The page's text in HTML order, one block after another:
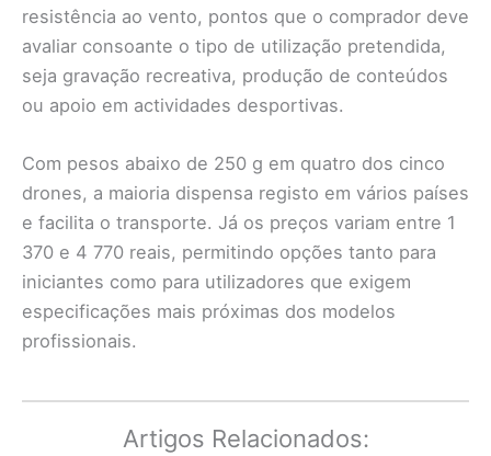
resistência ao vento, pontos que o comprador deve
avaliar consoante o tipo de utilização pretendida,
seja gravação recreativa, produção de conteúdos
ou apoio em actividades desportivas.
Com pesos abaixo de 250 g em quatro dos cinco
drones, a maioria dispensa registo em vários países
e facilita o transporte. Já os preços variam entre 1
370 e 4 770 reais, permitindo opções tanto para
iniciantes como para utilizadores que exigem
especificações mais próximas dos modelos
profissionais.
Artigos Relacionados: